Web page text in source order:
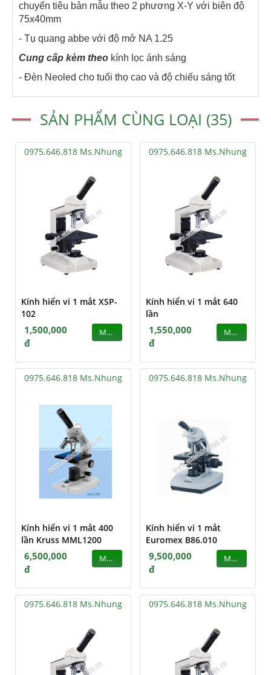
chuyển tiêu bản mẫu theo 2 phương X-Y với biên độ
75x40mm
- Tụ quang abbe với độ mở NA 1.25
Cung cấp kèm theo kính lọc ánh sáng
- Đèn Neoled cho tuổi thọ cao và độ chiếu sáng tốt
SẢN PHẨM CÙNG LOẠI (35)
0975.646.818 Ms.Nhung
Kính hiển vi 1 mắt XSP-
102
1,500,000
đ
MUA
0975.646.818 Ms.Nhung
Kính hiển vi 1 mắt 640
lần
1,550,000
đ
MUA
0975.646.818 Ms.Nhung
Kính hiển vi 1 mắt 400
lần Kruss MML1200
6,500,000
đ
MUA
0975.646.818 Ms.Nhung
Kính hiển vi 1 mắt
Euromex B86.010
9,500,000
đ
MUA
0975.646.818 Ms.Nhung 0975.646.818 Ms.Nhung